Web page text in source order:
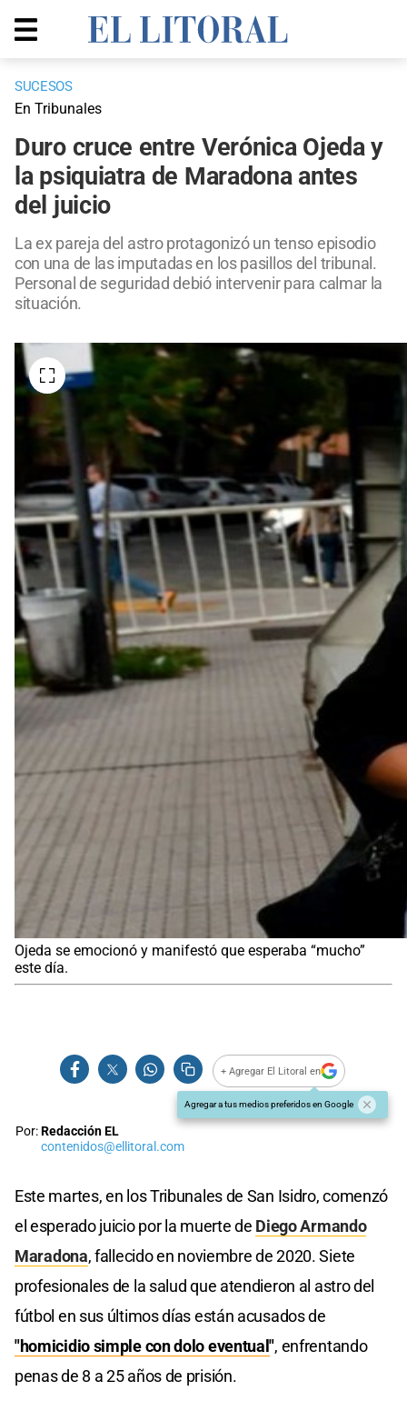
SUCESOS
En Tribunales
Duro cruce entre Verónica Ojeda y
la psiquiatra de Maradona antes
del juicio
La ex pareja del astro protagonizó un tenso episodio
con una de las imputadas en los pasillos del tribunal.
Personal de seguridad debió intervenir para calmar la
situación.
Ojeda se emocionó y manifestó que esperaba “mucho”
este día.
+ Agregar El Litoral en
Agregar a tus medios preferidos en Google
Por:Redacción EL
contenidos@ellitoral.com
Este martes, en los Tribunales de San Isidro, comenzó
el esperado juicio por la muerte de Diego Armando
Maradona, fallecido en noviembre de 2020. Siete
profesionales de la salud que atendieron al astro del
fútbol en sus últimos días están acusados de
"homicidio simple con dolo eventual", enfrentando
penas de 8 a 25 años de prisión.​